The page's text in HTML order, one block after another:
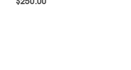
$250.00